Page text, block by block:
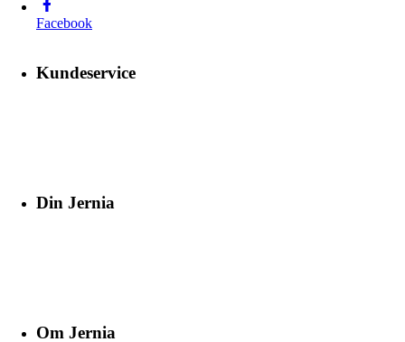
Facebook
Kundeservice
Din Jernia
Om Jernia